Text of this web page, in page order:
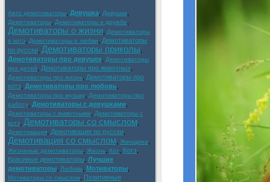
Авто демотиваторы Девушка Девушки
Демотиваторы Демотиваторы о дружбе
Демотиваторы о жизни
Демотиваторы
о котэ
Демотиваторы о любви
Демотиваторы
по русски Демотиваторы приколы
Демотиваторы про девушек
Демотиваторы
про детей
Демотиваторы про животных
Демотиваторы про жизнь
Демотиваторы про
котэ
Демотиваторы про любовь
Демотиваторы про музыку
Демотиваторы про
работу
Демотиваторы с девушками
Демотиваторы с животными
Демотиваторы с
котэ
Демотиваторы со смыслом
Демотивация Демотивация по русски
Демотивация со смыслом Женщина
Жизненые демотиваторы Жизнь Кот Котэ
Красивые демотиваторы Лучшие
демотиваторы
Любовь Мотиваторы
Мотиваторы со смыслом
Позитивные